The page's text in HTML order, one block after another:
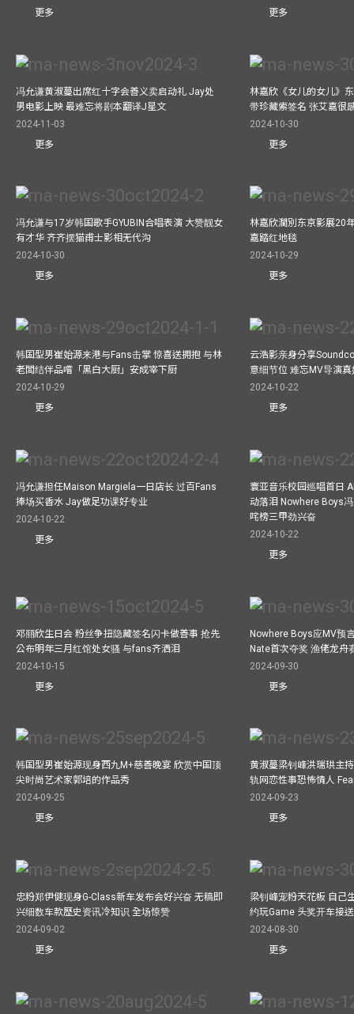
更多
更多
冯允谦黄淑蔓出席红十字会善义卖启动礼 Jay处
男电影上映 最难忘将剧本翻译J星文
2024-11-03
更多
林嘉欣《女儿的女儿》
带珍藏索签名 张艾嘉很
2024-10-30
更多
冯允谦与17岁韩国歌手GYUBIN合唱表演 大赞靓女
有才华 齐齐摆猫甫士影相无代沟
2024-10-30
更多
林嘉欣濶別东京影展20
嘉踏红地毯
2024-10-29
更多
韩国型男崔始源来港与Fans击掌 惊喜送拥抱 与林
老闆结伴品嚐「黑白大厨」安成宰下厨
2024-10-29
更多
云浩影亲身分享
意细节位 难忘MV导演
2024-10-22
更多
冯允谦担任Maison Margiela一日店长 过百Fans
捧场买香水 Jay做足功课好专业
2024-10-22
更多
寰亚音乐校园巡唱首日
动落泪 Nowhere Boys
咤榜三甲劲兴奋
2024-10-22
更多
邓丽欣生日会 粉丝争扭隐藏签名闪卡做善事 抢先
公布明年三月红馆处女骚 与fans齐洒泪
2024-10-15
更多
Nowhere Boys应MV预
Nate首次夺奖 渔佬龙舟
2024-09-30
更多
韩国型男崔始源现身西九M+慈善晚宴 欣赏中国顶
尖时尚艺术家郭培的作品秀
2024-09-25
更多
黄淑蔓梁钊峰洪瑞珙主
轨网恋性事恐怖情人
2024-09-23
更多
忠粉郑伊健现身G-Class新车发布会好兴奋 无稿即
兴细数车款歷史资讯冷知识 全场惊赞
2024-09-02
更多
梁钊峰宠粉天花板 自己
约玩Game 头奖开车接送
2024-08-30
更多